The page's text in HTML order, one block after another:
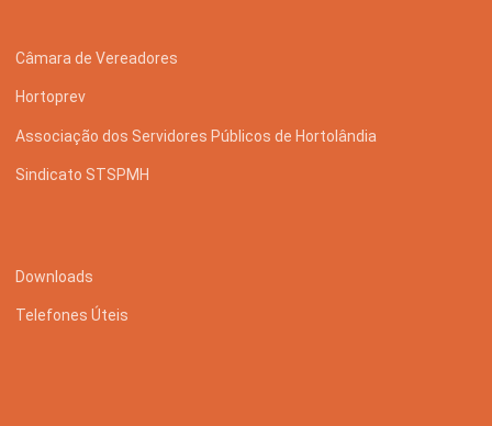
Câmara de Vereadores
Hortoprev
Associação dos Servidores Públicos de Hortolândia
Sindicato STSPMH
Downloads
Telefones Úteis